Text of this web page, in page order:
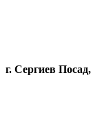
г. Сергиев Посад,